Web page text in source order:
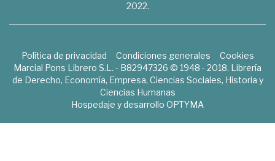
2022.
Política de privacidad Condiciones generales
Cookies
Marcial Pons Librero S.L. - B82947326 © 1948 - 2018. Librería
de Derecho, Economía, Empresa, Ciencias Sociales, Historia y
Ciencias Humanas
Hospedaje y desarrollo OPTYMA